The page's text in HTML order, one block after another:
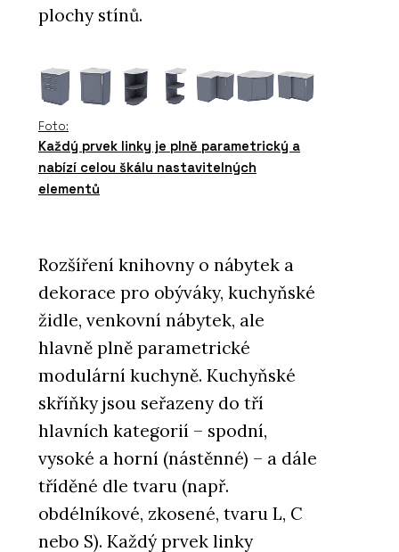
plochy stínů.
Foto:
Každý prvek linky je plně parametrický a
nabízí celou škálu nastavitelných
elementů
Rozšíření knihovny o nábytek a
dekorace pro obýváky, kuchyňské
židle, venkovní nábytek, ale
hlavně plně parametrické
modulární kuchyně. Kuchyňské
skříňky jsou seřazeny do tří
hlavních kategorií – spodní,
vysoké a horní (nástěnné) – a dále
tříděné dle tvaru (např.
obdélníkové, zkosené, tvaru L, C
nebo S). Každý prvek linky